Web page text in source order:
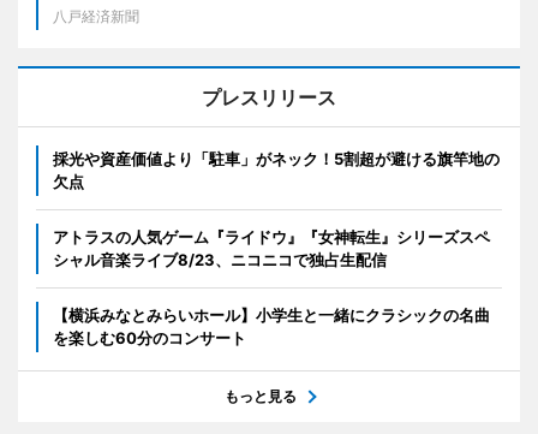
八戸経済新聞
プレスリリース
採光や資産価値より「駐車」がネック！5割超が避ける旗竿地の
欠点
アトラスの人気ゲーム『ライドウ』『女神転生』シリーズスペ
シャル音楽ライブ8/23、ニコニコで独占生配信
【横浜みなとみらいホール】小学生と一緒にクラシックの名曲
を楽しむ60分のコンサート
もっと見る